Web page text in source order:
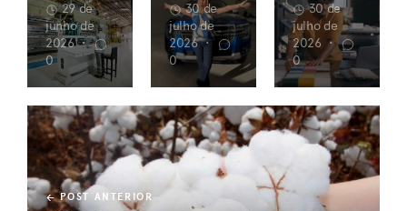
29 de
junho de
2026 •
0
30 de
julho de
2026 •
0
30 de
julho de
2026 •
0
POST ANTERIOR